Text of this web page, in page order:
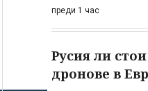
преди 1 час
Русия ли
дронове в